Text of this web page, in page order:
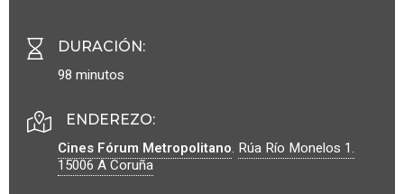
DURACIÓN:
98 minutos
ENDEREZO:
Cines Fórum Metropolitano. Rúa Río Monelos 1.
15006A Coruña